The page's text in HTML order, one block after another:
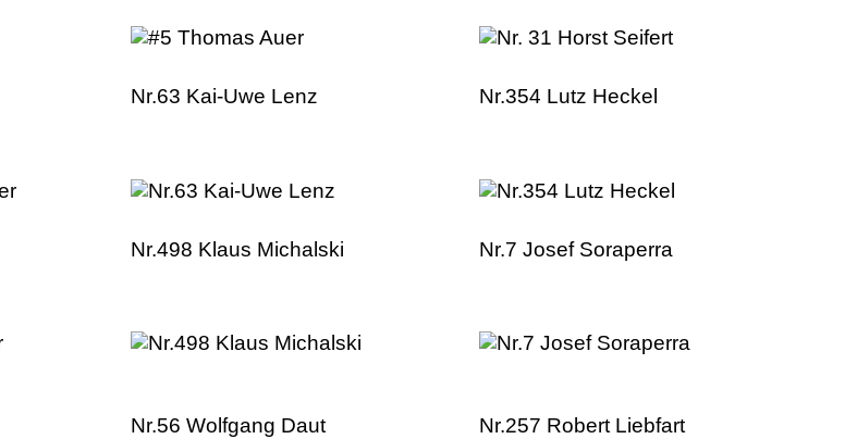
Nr.63 Kai-Uwe Lenz Nr.354 Lutz Heckel
Nr.498 Klaus Michalski Nr.7 Josef Soraperra
Nr.56 Wolfgang Daut Nr.257 Robert Liebfart